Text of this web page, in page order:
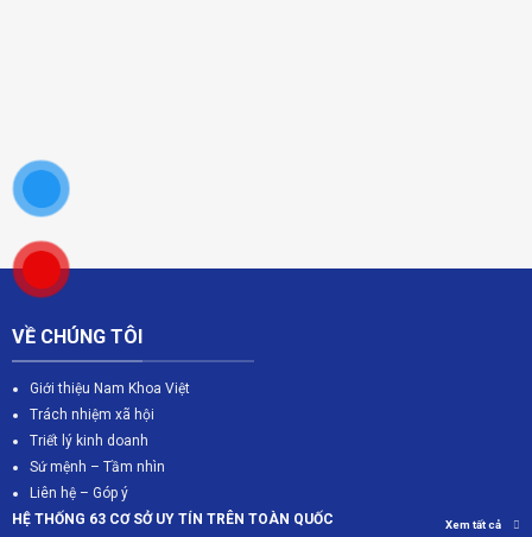
VỀ CHÚNG TÔI
Giới thiệu Nam Khoa Việt
Trách nhiệm xã hội
Triết lý kinh doanh
Sứ mệnh – Tầm nhìn
Liên hệ – Góp ý
HỆ THỐNG 63 CƠ SỞ UY TÍN TRÊN TOÀN QUỐC
Xem tất cả